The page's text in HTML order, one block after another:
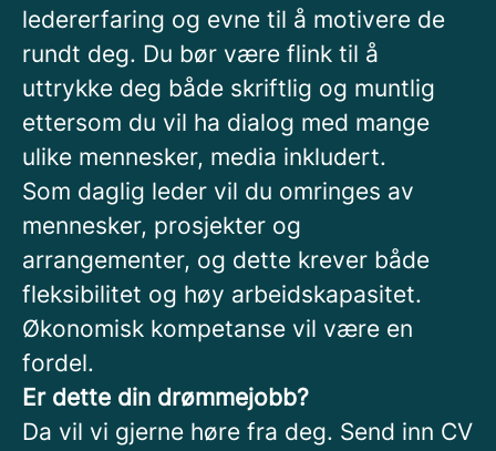
ledererfaring og evne til å motivere de
rundt deg. Du bør være flink til å
uttrykke deg både skriftlig og muntlig
ettersom du vil ha dialog med mange
ulike mennesker, media inkludert.
Som daglig leder vil du omringes av
mennesker, prosjekter og
arrangementer, og dette krever både
fleksibilitet og høy arbeidskapasitet.
Økonomisk kompetanse vil være en
fordel.
Er dette din drømmejobb?
Da vil vi gjerne høre fra deg. Send inn CV